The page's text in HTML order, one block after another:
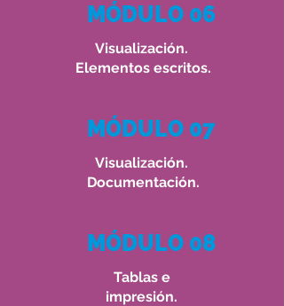
MÓDULO 06
Visualización.
Elementos escritos.
MÓDULO 07
Visualización.
Documentación.
MÓDULO 08
Tablas e
impresión.